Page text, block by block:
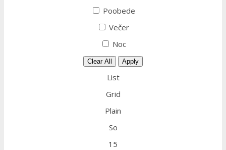
Poobede
Večer
Noc
Clear All Apply
List
Grid
Plain
So
15